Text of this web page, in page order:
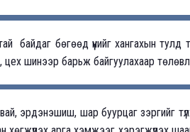
бөгөөд үүнийг хангахын тулд
цех шинээр барьж байгуулахаар
эрдэнэшиш, шар буурцаг зэргийг